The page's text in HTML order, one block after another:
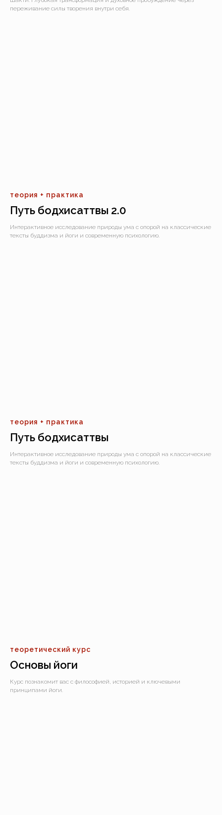
переживание силы творения внутри себя.
теория + практика
Путь бодхисаттвы 2.0
Интерактивное исследование природы ума с опорой на классические
тексты буддизма и йоги и современную психологию.
теория + практика
Путь бодхисаттвы
Интерактивное исследование природы ума с опорой на классические
тексты буддизма и йоги и современную психологию.
теоретический курс
Основы йоги
Курс познакомит вас с философией, историей и ключевыми
принципами йоги.